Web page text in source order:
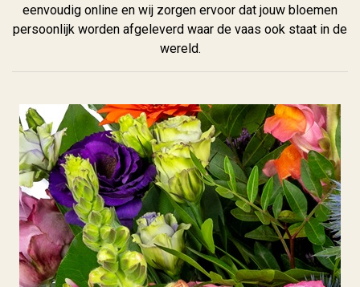
eenvoudig online en wij zorgen ervoor dat jouw bloemen
persoonlijk worden afgeleverd waar de vaas ook staat in de
wereld.